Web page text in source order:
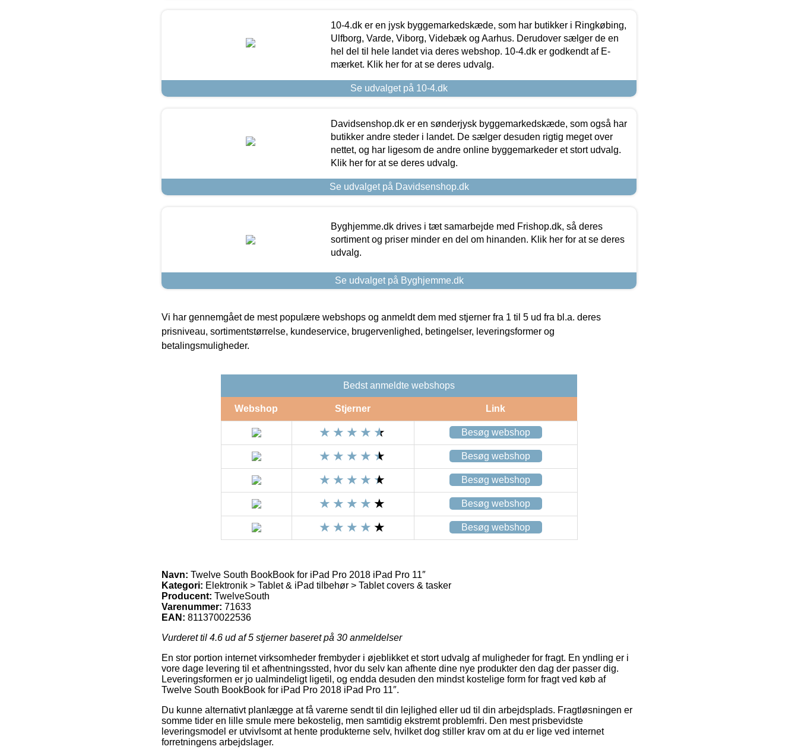
10-4.dk er en jysk byggemarkedskæde, som har butikker i Ringkøbing,
Ulfborg, Varde, Viborg, Videbæk og Aarhus. Derudover sælger de en
hel del til hele landet via deres webshop. 10-4.dk er godkendt af E-
mærket. Klik her for at se deres udvalg.
Se udvalget på 10-4.dk
Davidsenshop.dk er en sønderjysk byggemarkedskæde, som også har
butikker andre steder i landet. De sælger desuden rigtig meget over
nettet, og har ligesom de andre online byggemarkeder et stort udvalg.
Klik her for at se deres udvalg.
Se udvalget på Davidsenshop.dk
Byghjemme.dk drives i tæt samarbejde med Frishop.dk, så deres
sortiment og priser minder en del om hinanden. Klik her for at se deres
udvalg.
Se udvalget på Byghjemme.dk
Vi har gennemgået de mest populære webshops og anmeldt dem med stjerner fra 1 til 5 ud fra bl.a. deres
prisniveau, sortimentstørrelse, kundeservice, brugervenlighed, betingelser, leveringsformer og
betalingsmuligheder.
Bedst anmeldte webshops
Webshop Stjerner Link
Besøg webshop
Besøg webshop
Besøg webshop
Besøg webshop
Besøg webshop
Navn: Twelve South BookBook for iPad Pro 2018 iPad Pro 11″
Kategori: Elektronik > Tablet & iPad tilbehør > Tablet covers & tasker
Producent: TwelveSouth
Varenummer: 71633
EAN: 811370022536
Vurderet til 4.6 ud af 5 stjerner baseret på 30 anmeldelser
En stor portion internet virksomheder frembyder i øjeblikket et stort udvalg af muligheder for fragt. En yndling er i
vore dage levering til et afhentningssted, hvor du selv kan afhente dine nye produkter den dag der passer dig.
Leveringsformen er jo ualmindeligt ligetil, og endda desuden den mindst kostelige form for fragt ved køb af
Twelve South BookBook for iPad Pro 2018 iPad Pro 11″.
Du kunne alternativt planlægge at få varerne sendt til din lejlighed eller ud til din arbejdsplads. Fragtløsningen er
somme tider en lille smule mere bekostelig, men samtidig ekstremt problemfri. Den mest prisbevidste
leveringsmodel er utvivlsomt at hente produkterne selv, hvilket dog stiller krav om at du er lige ved internet
forretningens arbejdslager.